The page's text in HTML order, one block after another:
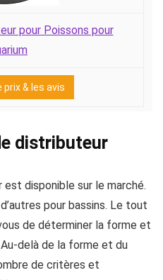
pour Poissons pour
prix & les avis
distributeur
disponible sur le marché.
pour bassins. Le tout
de déterminer la forme et
delà de la forme et du
de critères et